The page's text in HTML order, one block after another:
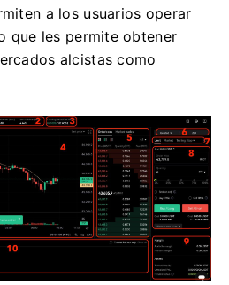
a los usuarios operar
que les permite obtener
alcistas como